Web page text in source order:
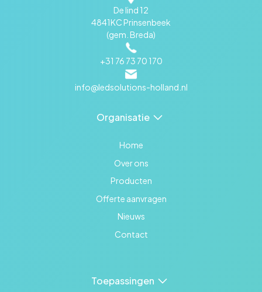
De lind 12
4841KC Prinsenbeek
(gem. Breda)
+31 76 73 70 170
info@ledsolutions-holland.nl
Organisatie
Home
Over ons
Producten
Offerte aanvragen
Nieuws
Contact
Toepassingen